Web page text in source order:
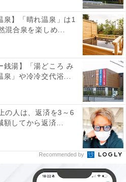
、以下のような口コミが寄せ
つでも入れて素晴らしい
泉】「晴れ温泉」は1
混合泉を楽しめ...
銭湯】「湯どころ み
」や冷冷交代浴...
の人は、返済を3～6
してから返済...
Recommended by